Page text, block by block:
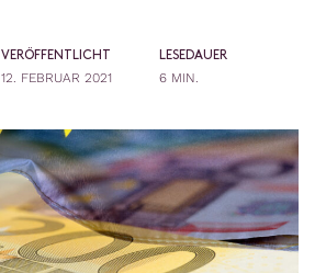
VERÖFFENTLICHT
12. FEBRUAR 2021
LESEDAUER
6 MIN.